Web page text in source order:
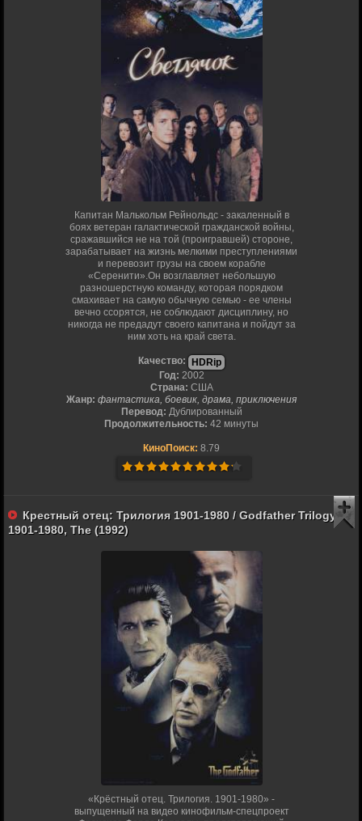
Капитан Малькольм Рейнольдс - закаленный в
боях ветеран галактической гражданской войны,
сражавшийся не на той (проигравшей) стороне,
зарабатывает на жизнь мелкими преступлениями
и перевозит грузы на своем корабле
«Серенити».Он возглавляет небольшую
разношерстную команду, которая порядком
смахивает на самую обычную семью - ее члены
вечно ссорятся, не соблюдают дисциплину, но
никогда не предадут своего капитана и пойдут за
ним хоть на край света.
Качество:
HDRip
Год: 2002
Страна: США
Жанр: фантастика, боевик, драма, приключения
Перевод: Дублированный
Продолжительность: 42 минуты
КиноПоиск: 8.79
Крестный отец: Трилогия 1901-1980 / Godfather Trilogy:
1901-1980, The (1992)
«Крёстный отец. Трилогия. 1901-1980» -
выпущенный на видео кинофильм-спецпроект